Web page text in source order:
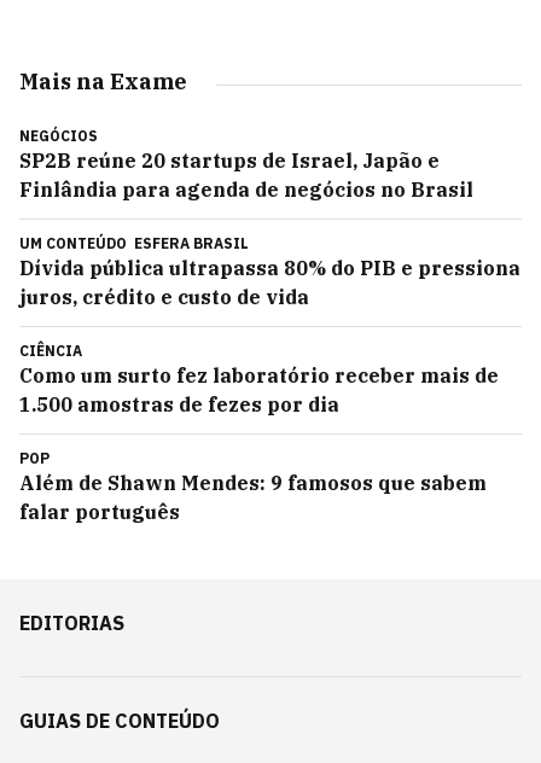
Mais na Exame
NEGÓCIOS
SP2B reúne 20 startups de Israel, Japão e
Finlândia para agenda de negócios no Brasil
UM CONTEÚDO ESFERA BRASIL
Dívida pública ultrapassa 80% do PIB e pressiona
juros, crédito e custo de vida
CIÊNCIA
Como um surto fez laboratório receber mais de
1.500 amostras de fezes por dia
POP
Além de Shawn Mendes: 9 famosos que sabem
falar português
EDITORIAS
GUIAS DE CONTEÚDO